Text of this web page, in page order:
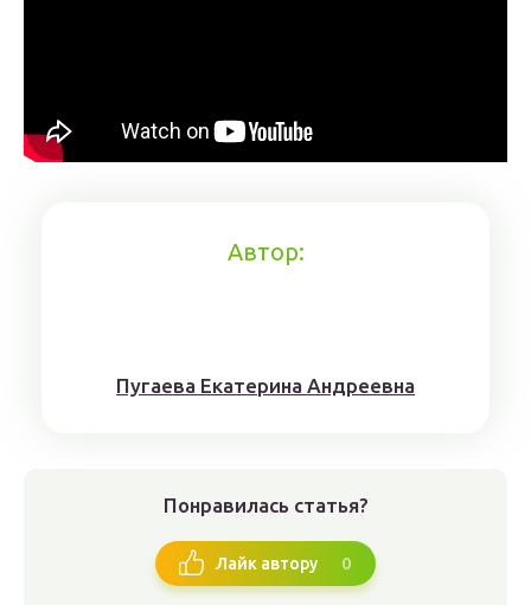
Автор:
Пугaeва Eкатеринa Aндрeeвна
Понравилась статья?
Лайк автору 0